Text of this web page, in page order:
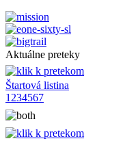
Aktuálne preteky
Štartová listina
1 234567